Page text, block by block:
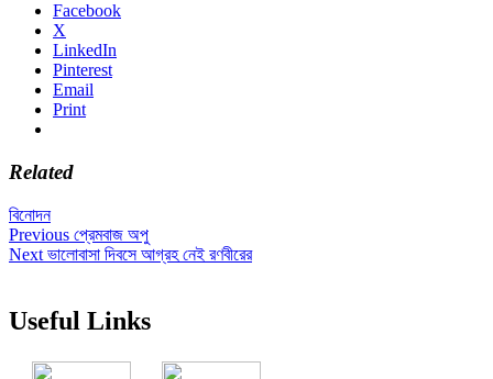
Facebook
X
LinkedIn
Pinterest
Email
Print
Related
বিনোদন
Post
navigation
Previous Previous
post:
প্রেমবাজ অপু
Next Next
ভালোবাসা দিবসে আগ্রহ নেই রণবীরের
Useful Links